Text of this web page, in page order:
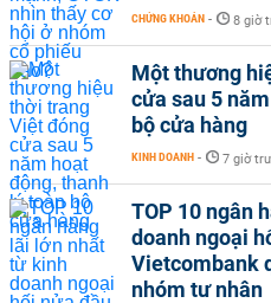
CHỨNG KHOÁN - 8 giờ
Một thương
cửa sau 5
bộ cửa hàng
KINH DOANH - 7 giờ
TOP 10 ngân
doanh ngoại
Vietcombank
nhóm tư nhân